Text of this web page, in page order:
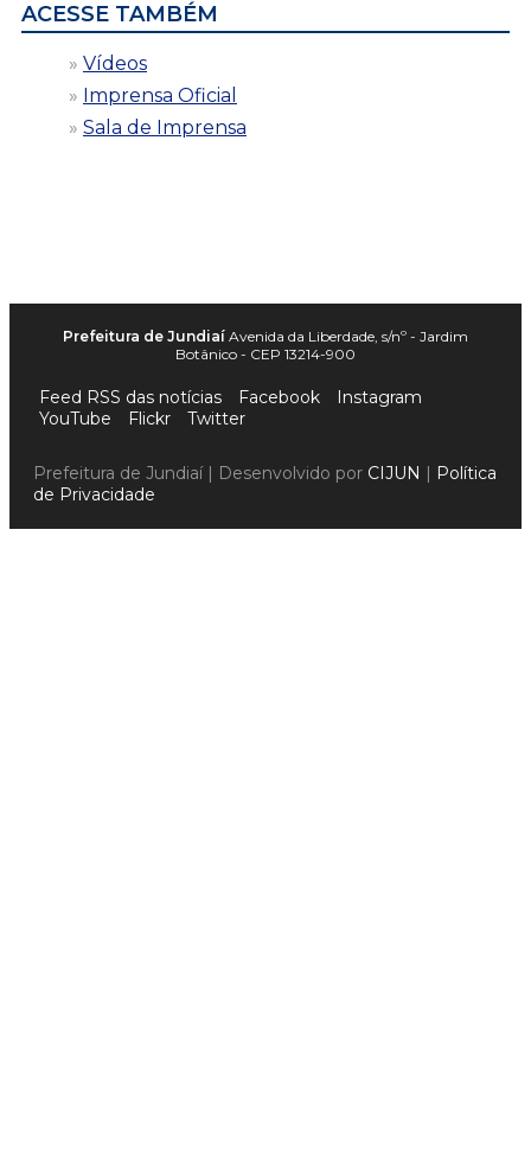
ACESSE TAMBÉM
Vídeos
Imprensa Oficial
Sala de Imprensa
Prefeitura de Jundiaí Avenida da Liberdade, s/nº - Jardim
Botânico - CEP 13214-900
Feed RSS das notícias Facebook
Instagram
YouTube
Flickr Twitter
Prefeitura de Jundiaí | Desenvolvido por CIJUN | Política
de Privacidade